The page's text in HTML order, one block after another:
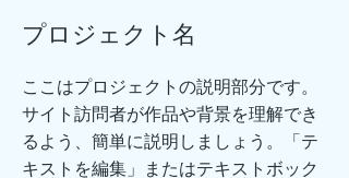
プロジェクト名
ここはプロジェクトの説明部分です。
サイト訪問者が作品や背景を理解でき
るよう、簡単に説明しましょう。「テ
キストを編集」またはテキストボック